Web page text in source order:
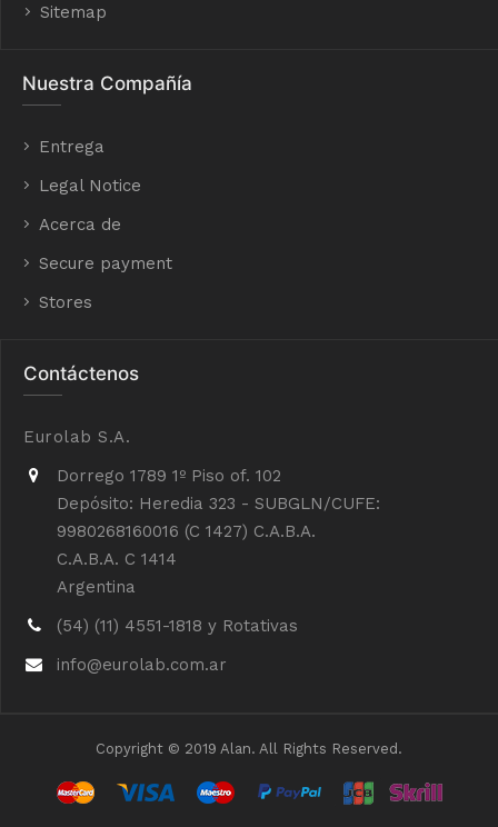
Sitemap
Nuestra Compañía
Entrega
Legal Notice
Acerca de
Secure payment
Stores
Contáctenos
Eurolab S.A.
Dorrego 1789 1º Piso of. 102
Depósito: Heredia 323 - SUBGLN/CUFE:
9980268160016 (C 1427) C.A.B.A.
C.A.B.A. C 1414
Argentina
(54) (11) 4551-1818 y Rotativas
info@eurolab.com.ar
Copyright © 2019 Alan. All Rights Reserved.